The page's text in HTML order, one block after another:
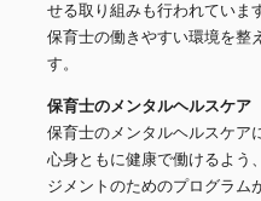
せる取り組みも行われていま
保育士の働きやすい環境を整
す。
保育士のメンタルヘルスケア
保育士のメンタルヘルスケア
心身ともに健康で働けるよう
ジメントのためのプログラム